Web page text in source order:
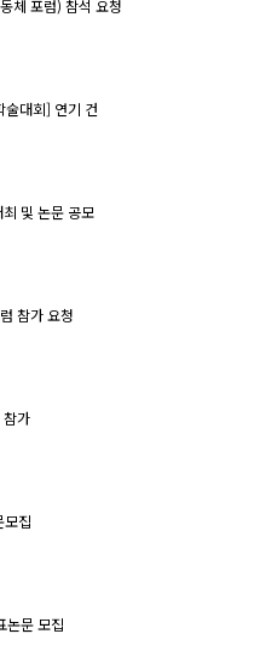
체 포럼) 참석 요청
대회] 연기 건
및 논문 공모
참가 요청
가
모집
논문 모집